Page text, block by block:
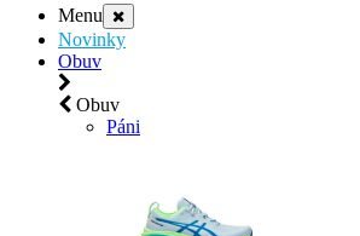
Menu
Novinky
Obuv
Obuv
Páni